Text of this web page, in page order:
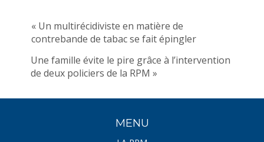
« Un multirécidiviste en matière de
contrebande de tabac se fait épingler
Une famille évite le pire grâce à l’intervention
de deux policiers de la RPM »
MENU